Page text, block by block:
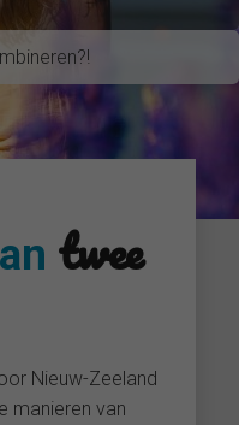
twee
Nieuw-Zeeland
manieren van